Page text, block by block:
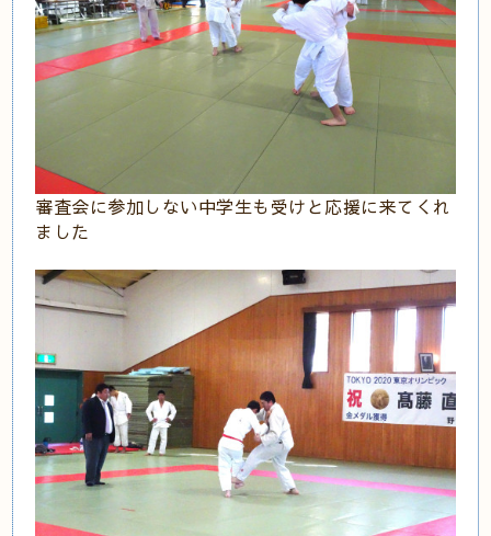
審査会に参加しない中学生も受けと応援に来てくれ
ました